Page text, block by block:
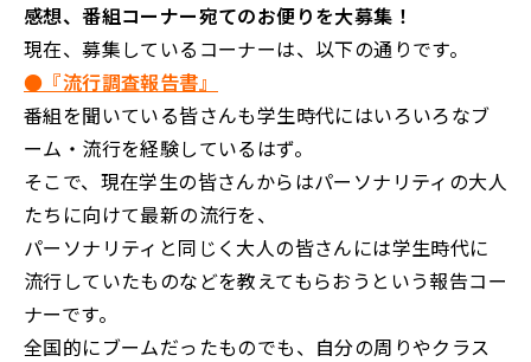
感想、番組コーナー宛てのお便りを大募集！
現在、募集しているコーナーは、以下の通りです。
●『流行調査報告書』
番組を聞いている皆さんも学生時代にはいろいろなブ
ーム・流行を経験しているはず。
そこで、現在学生の皆さんからはパーソナリティの大人
たちに向けて最新の流行を、
パーソナリティと同じく大人の皆さんには学生時代に
流行していたものなどを教えてもらおうという報告コー
ナーです。
全国的にブームだったものでも、自分の周りやクラス